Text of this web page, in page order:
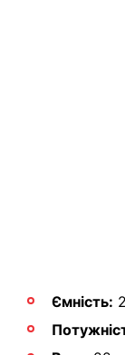
Ємність: